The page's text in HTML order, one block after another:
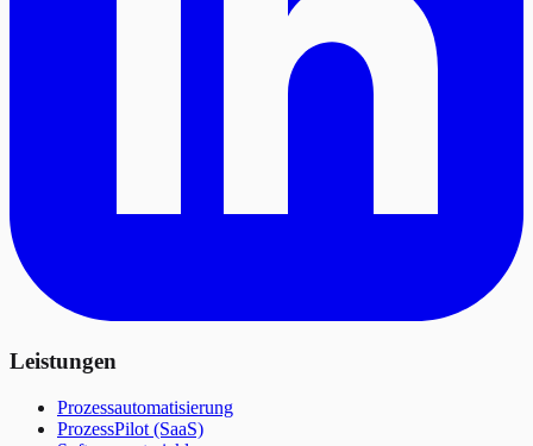
Leistungen
Prozessautomatisierung
ProzessPilot (SaaS)